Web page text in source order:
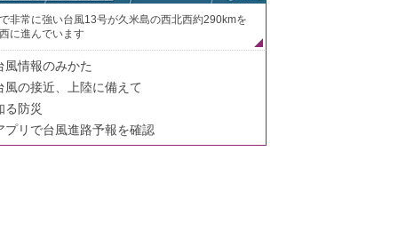
非常に強い台風13号が久米島の西北西約290kmを
に進んでいます
風情報のみかた
風の接近、上陸に備えて
る防災
プリで台風進路予報を確認